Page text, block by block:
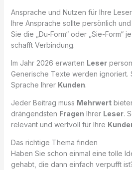
Ansprache und Nutzen für Ihre Leser
Ihre Ansprache sollte persönlich
Sie die „Du-Form“ oder „Sie-Form“
schafft Verbindung.
Im Jahr 2026 erwarten Leser
Generische Texte werden ignoriert.
Sprache Ihrer Kunden.
Jeder Beitrag muss Mehrwert
drängendsten Fragen Ihrer Leser.
relevant und wertvoll für Ihre
Das richtige Thema finden
Haben Sie schon einmal eine tolle
gehabt, die dann einfach verpufft